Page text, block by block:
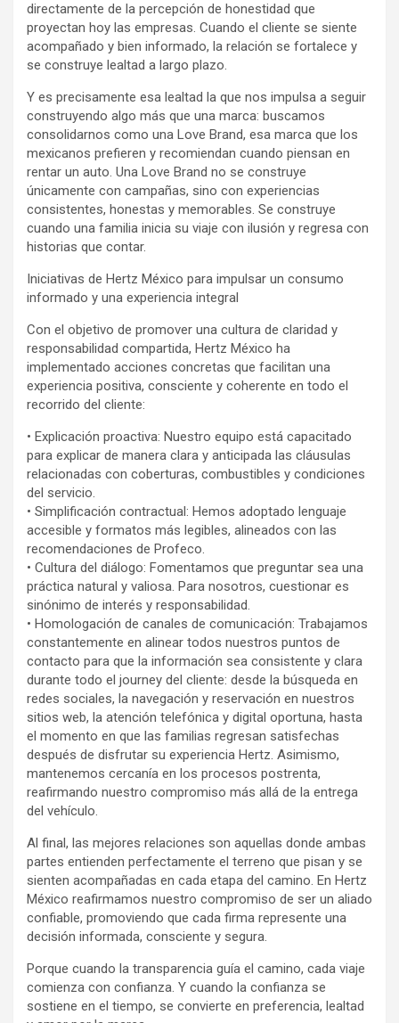
directamente de la percepción de honestidad que
proyectan hoy las empresas. Cuando el cliente se siente
acompañado y bien informado, la relación se fortalece y
se construye lealtad a largo plazo.
Y es precisamente esa lealtad la que nos impulsa a seguir
construyendo algo más que una marca: buscamos
consolidarnos como una Love Brand, esa marca que los
mexicanos prefieren y recomiendan cuando piensan en
rentar un auto. Una Love Brand no se construye
únicamente con campañas, sino con experiencias
consistentes, honestas y memorables. Se construye
cuando una familia inicia su viaje con ilusión y regresa con
historias que contar.
Iniciativas de Hertz México para impulsar un consumo
informado y una experiencia integral
Con el objetivo de promover una cultura de claridad y
responsabilidad compartida, Hertz México ha
implementado acciones concretas que facilitan una
experiencia positiva, consciente y coherente en todo el
recorrido del cliente:
• Explicación proactiva: Nuestro equipo está capacitado
para explicar de manera clara y anticipada las cláusulas
relacionadas con coberturas, combustibles y condiciones
del servicio.
• Simplificación contractual: Hemos adoptado lenguaje
accesible y formatos más legibles, alineados con las
recomendaciones de Profeco.
• Cultura del diálogo: Fomentamos que preguntar sea una
práctica natural y valiosa. Para nosotros, cuestionar es
sinónimo de interés y responsabilidad.
• Homologación de canales de comunicación: Trabajamos
constantemente en alinear todos nuestros puntos de
contacto para que la información sea consistente y clara
durante todo el journey del cliente: desde la búsqueda en
redes sociales, la navegación y reservación en nuestros
sitios web, la atención telefónica y digital oportuna, hasta
el momento en que las familias regresan satisfechas
después de disfrutar su experiencia Hertz. Asimismo,
mantenemos cercanía en los procesos postrenta,
reafirmando nuestro compromiso más allá de la entrega
del vehículo.
Al final, las mejores relaciones son aquellas donde ambas
partes entienden perfectamente el terreno que pisan y se
sienten acompañadas en cada etapa del camino. En Hertz
México reafirmamos nuestro compromiso de ser un aliado
confiable, promoviendo que cada firma represente una
decisión informada, consciente y segura.
Porque cuando la transparencia guía el camino, cada viaje
comienza con confianza. Y cuando la confianza se
sostiene en el tiempo, se convierte en preferencia, lealtad